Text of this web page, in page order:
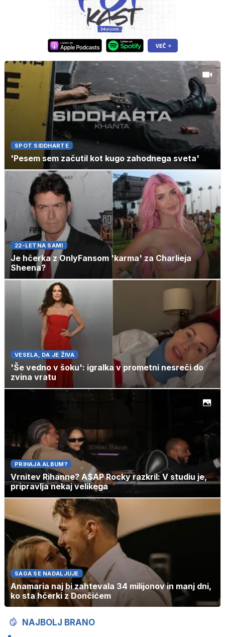
SPOT SIDDHARTE
'Pesem sem začutil kot kugo zahodnega sveta'
22-LETNA SAMI
Je hčerka z OnlyFansom 'karma' za Charlieja
Sheena?
VESELA, DA JE ŽIVA
'Še vedno v šoku': igralka v prometni nesreči do
zvina vratu
PRIHAJA ALBUM?
Vrnitev Rihanne? A$AP Rocky razkril: V studiu je,
pripravlja nekaj velikega
SAGA SE NADALJUJE
Anamaria naj bi zahtevala 34 milijonov in manj dni,
ko sta hčerki z Dončićem
NAJBOLJ BRANO